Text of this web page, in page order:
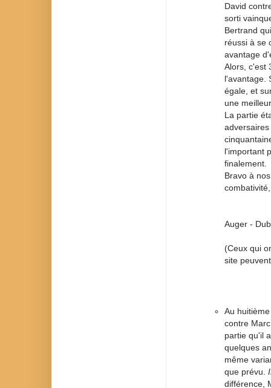
David
sorti
Bertrand
réussi à se
avantage
Alors, c'est
l'avantage.
égale, et
une
La partie
l'important
finalement.
Bravo à
Auger -
(Ceux qui
site
Au
contre
partie qu'il
quelques
même
que prévu.
différence,